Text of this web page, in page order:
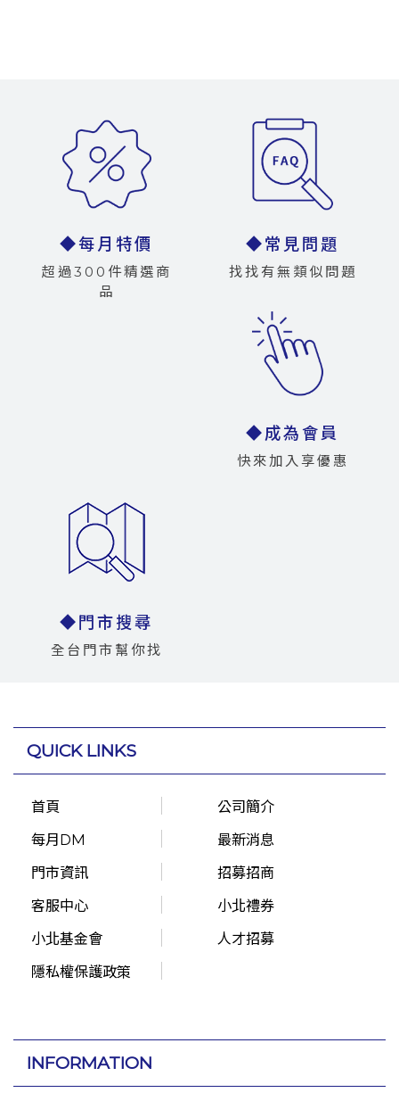
◆每月特價
超過300件精選商
品
◆常見問題
找找有無類似問題
◆成為會員
快來加入享優惠
◆門市搜尋
全台門市幫你找
QUICK LINKS
首頁
公司簡介
每月DM
最新消息
門市資訊
招募招商
客服中心
小北禮券
小北基金會
人才招募
隱私權保護政策
INFORMATION